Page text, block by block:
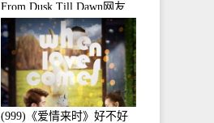
From Dusk Till Dawn网友
评价
(999)《爱情来时》好不好